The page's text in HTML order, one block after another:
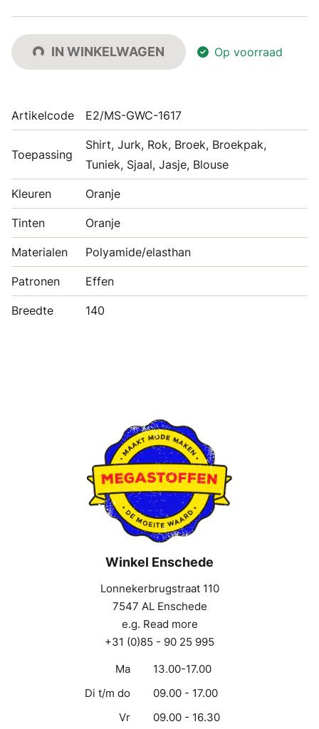
IN WINKELWAGEN Op voorraad
Artikelcode E2/MS-GWC-1617
Toepassing
Shirt, Jurk, Rok, Broek, Broekpak,
Tuniek, Sjaal, Jasje, Blouse
Kleuren Oranje
Tinten Oranje
Materialen Polyamide/elasthan
Patronen Effen
Breedte 140
Winkel Enschede
Lonnekerbrugstraat 110
7547 AL Enschede
e.g. Read more
+31 (0)85 - 90 25 995
Ma
13.00-17.00
Di t/m do
09.00 - 17.00
Vr
09.00 - 16.30